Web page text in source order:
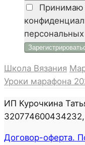
Принимаю
Школа Вязания
Уроки марафона
ИП Курочкина
Договор-оферта.